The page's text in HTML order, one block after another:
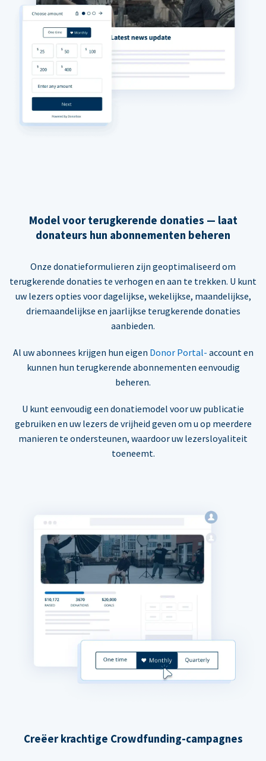
Model voor terugkerende donaties — laat
donateurs hun abonnementen beheren
Onze donatieformulieren zijn geoptimaliseerd om
terugkerende donaties te verhogen en aan te trekken. U kunt
uw lezers opties voor dagelijkse, wekelijkse, maandelijkse,
driemaandelijkse en jaarlijkse terugkerende donaties
aanbieden.
Al uw abonnees krijgen hun eigen Donor Portal- account en
kunnen hun terugkerende abonnementen eenvoudig
beheren.
U kunt eenvoudig een donatiemodel voor uw publicatie
gebruiken en uw lezers de vrijheid geven om u op meerdere
manieren te ondersteunen, waardoor uw lezersloyaliteit
toeneemt.
Creëer krachtige Crowdfunding-campagnes